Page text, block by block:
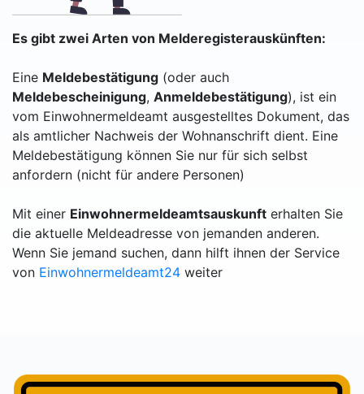
Es gibt zwei Arten von Melderegisterauskünften:
Eine Meldebestätigung (oder auch
Meldebescheinigung, Anmeldebestätigung), ist ein
vom Einwohnermeldeamt ausgestelltes Dokument, das
als amtlicher Nachweis der Wohnanschrift dient. Eine
Meldebestätigung können Sie nur für sich selbst
anfordern (nicht für andere Personen)
Mit einer Einwohnermeldeamtsauskunft erhalten Sie
die aktuelle Meldeadresse von jemanden anderen.
Wenn Sie jemand suchen, dann hilft ihnen der Service
von Einwohnermeldeamt24 weiter